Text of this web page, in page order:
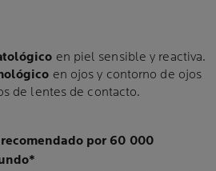
en piel sensible y reactiva.
en ojos y contorno de ojos
de lentes de contacto.
por 60 000